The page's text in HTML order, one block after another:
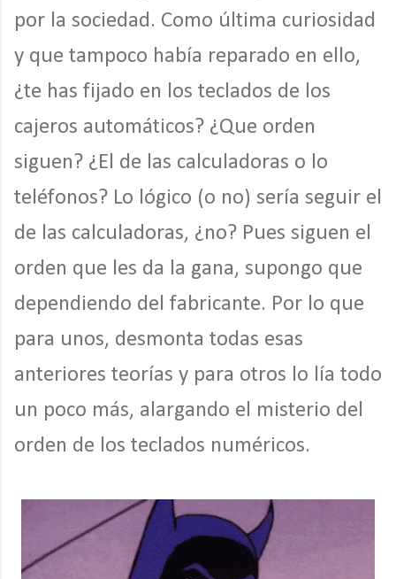
por la sociedad. Como última curiosidad
y que tampoco había reparado en ello,
¿te has fijado en los teclados de los
cajeros automáticos? ¿Que orden
siguen? ¿El de las calculadoras o lo
teléfonos? Lo lógico (o no) sería seguir el
de las calculadoras, ¿no? Pues siguen el
orden que les da la gana, supongo que
dependiendo del fabricante. Por lo que
para unos, desmonta todas esas
anteriores teorías y para otros lo lía todo
un poco más, alargando el misterio del
orden de los teclados numéricos.